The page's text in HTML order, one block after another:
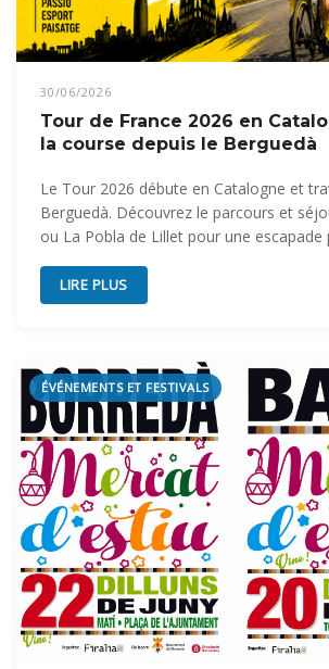
30/06/2026
Tour de France 2026 en
la course depuis le Berguedà
Le Tour 2026 débute en Catalogne et
Berguedà. Découvrez le parcours et
ou La Pobla de Lillet pour une escapade
LIRE PLUS
ÉVÉNEMENTS ET FESTIVALS